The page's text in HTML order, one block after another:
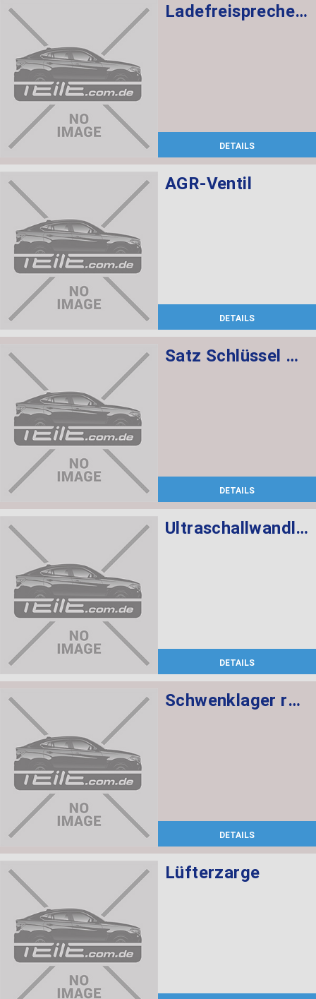
Ladefreisprechelektronik High BASIS SVS MULF2
DETAILS
AGR-Ventil
DETAILS
Satz Schlüssel mit CAS-Steuergerät 868 MHZ
DETAILS
Ultraschallwandler schwarz
DETAILS
Schwenklager rechts
DETAILS
Lüfterzarge